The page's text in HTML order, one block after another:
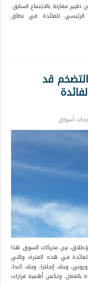
مقارنة بالاجتماع السابق.
الرئيسي للفائدة في نطاق
قد
أسواق
الإطلاق، بين محركات السوق هذا
في هذه الفترة، والتي
وبنك إنجلترا، وبنك كندا،
بالفعل. وتكمن أهمية قرارات